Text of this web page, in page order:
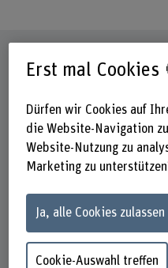
Steckbrief
Beatrice Zobrist
Erst mal Cookies
Dürfen wir Cookies auf
die Website-Navigation
Website-Nutzung zu
Marketing zu
Ja, alle Cookies zulassen
Cookie-Auswahl treffen